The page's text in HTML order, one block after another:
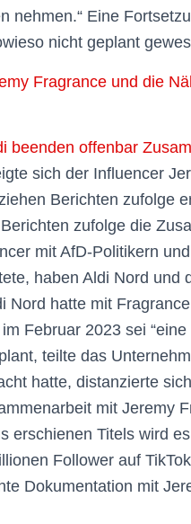
nehmen.“ Eine
nicht geplant
Fragrance und die
beenden offenbar
sich der Influencer
Berichten zufolge
zufolge die
mit AfD-Politikern
haben Aldi Nord
Nord hatte mit
Februar 2023 sei
teilte das
hatte, distanzierte
mit Jeremy
erschienen Titels wird
Follower auf
Dokumentation mit